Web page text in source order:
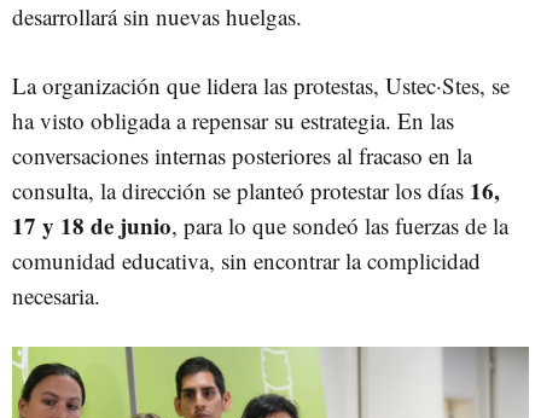
desarrollará sin nuevas huelgas.
La organización que lidera las protestas, Ustec·Stes, se
ha visto obligada a repensar su estrategia. En las
conversaciones internas posteriores al fracaso en la
consulta, la dirección se planteó protestar los días 16,
17 y 18 de junio, para lo que sondeó las fuerzas de la
comunidad educativa, sin encontrar la complicidad
necesaria.